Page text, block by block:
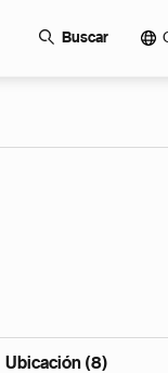
Buscar
Ubicación (8)